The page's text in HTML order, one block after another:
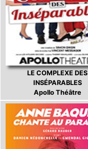
LE COMPLEXE DES
INSÉPARABLES
Apollo Théâtre